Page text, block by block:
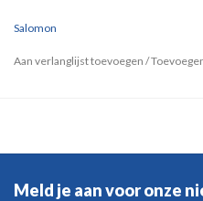
Salomon
Aan verlanglijst toevoegen /
Meld je aan voor onze